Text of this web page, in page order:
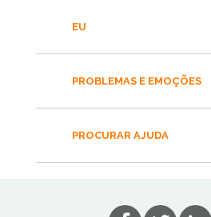
EU
PROBLEMAS E EMOÇÕES
PROCURAR AJUDA